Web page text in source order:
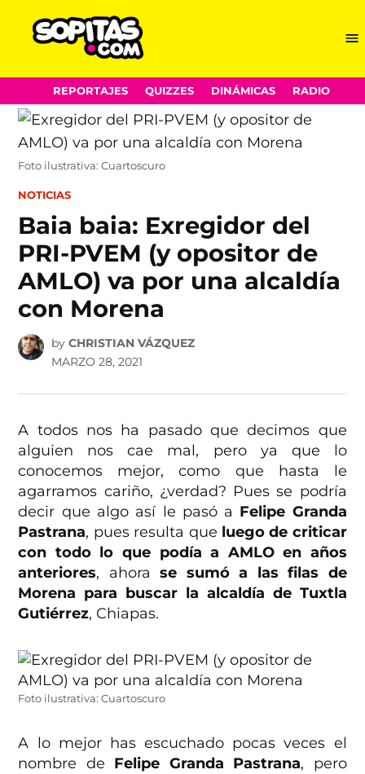
Skip
to
content
REPORTAJES QUIZZES DINÁMICAS RADIO
Foto ilustrativa: Cuartoscuro
POSTED
NOTICIAS
Baia baia: Exregidor del
PRI-PVEM (y opositor de
AMLO) va por una alcaldía
con Morena
by CHRISTIAN VÁZQUEZ
MARZO 28, 2021
A todos nos ha pasado que decimos que
alguien nos cae mal, pero ya que lo
conocemos mejor, como que hasta le
agarramos cariño, ¿verdad? Pues se podría
decir que algo así le pasó a Felipe Granda
Pastrana, pues resulta que luego de criticar
con todo lo que podía a AMLO en años
anteriores, ahorase sumó a las filas de
Morena para buscar la alcaldía de Tuxtla
Gutiérrez, Chiapas.
Foto ilustrativa: Cuartoscuro
A lo mejor has escuchado pocas veces el
nombre de Felipe Granda Pastrana, pero